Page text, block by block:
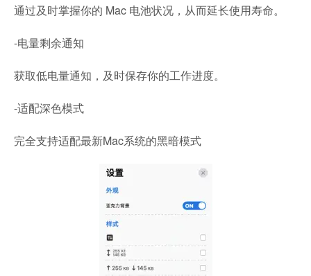
通过及时掌握你的 Mac 电池状况，从而延长使用寿命。
-电量剩余通知
获取低电量通知，及时保存你的工作进度。
-适配深色模式
完全支持适配最新Mac系统的黑暗模式